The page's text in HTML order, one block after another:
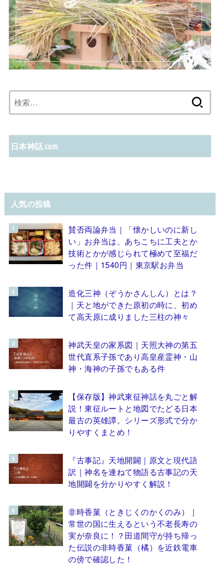
索:
日本神話.com
人気の投稿
賛否両論弁当｜「懐かしいのに新し
い」お弁当は、あちこちに工夫とか
技術とかが感じられて極めて至福だ
った件｜1540円｜東京駅お弁当
造化三神（ぞうかさんしん）とは？
｜天と地ができた原初の時に、初め
て高天原に成りました三柱の神々
神武天皇の家系図｜天照大神の第五
世代直系子孫であり高皇産霊神・山
神・海神の子孫でもある件
【保存版】神武東征神話を丸ごと解
説！東征ルートと地図でたどる日本
最古の英雄譚。シリーズ形式で分か
りやすくまとめ！
『古事記』天地開闢｜原文と現代語
訳｜神名を連ねて物語る古事記の天
地開闢を分かりやすく解説！
非時香菓（ときじくのかくのみ）｜
常世の国に生えるという不老長寿の
実が奈良に！？田道間守が持ち帰っ
た伝説の非時香菓（橘）を近鉄電車
の傍で確認した！